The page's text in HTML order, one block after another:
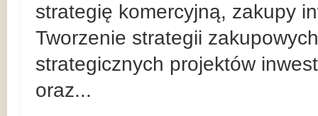
strategię komercyjną, zakupy
Tworzenie strategii
strategicznych projektów
oraz...